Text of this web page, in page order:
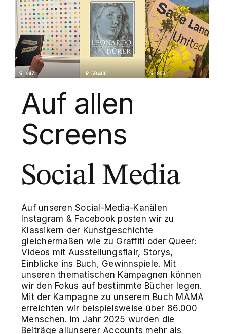
Auf allen
Screens
Social Media
Auf unseren Social-Media-Kanälen
Instagram & Facebook posten wir zu
Klassikern der Kunstgeschichte
gleichermaßen wie zu Graffiti oder Queer:
Videos mit Ausstellungsflair, Storys,
Einblicke ins Buch, Gewinnspiele. Mit
unseren thematischen Kampagnen können
wir den Fokus auf bestimmte Bücher legen.
Mit der Kampagne zu unserem Buch MAMA
erreichten wir beispielsweise über 86.000
Menschen. Im Jahr 2025 wurden die
Beiträge allunserer Accounts mehr als